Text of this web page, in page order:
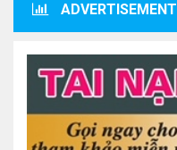
ADVERTISEMENT